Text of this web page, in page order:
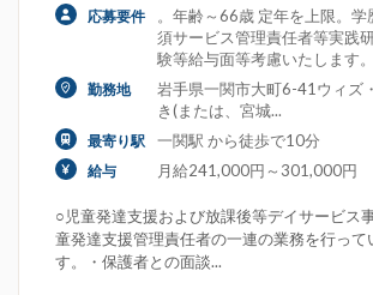
応募要件
。年齢～66歳 定年を上限。学
須サービス管理責任者等実践
験等給与面等考慮いたします。
勤務地
岩手県一関市大町6-41ウィズ
き(または、宮城...
最寄り駅 一関駅 から徒歩で10分
給与 月給241,000円～301,000円
○児童発達支援および放課後等デイサービス
童発達支援管理責任者の一連の業務を行って
す。・保護者との面談...